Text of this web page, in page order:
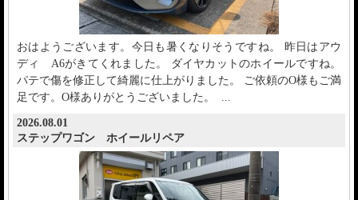
おはようございます。今日も暑くなりそうですね。 昨日はアウ
ディ A6がきてくれました。 ダイヤカットのホイールですね。
パテで傷を修正して綺麗に仕上がりました。 ご依頼のO様もご満
足です。O様ありがとうございました。 ...
2026.08.01
ステップワゴン ホイールリペア